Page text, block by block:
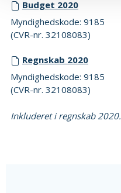
Budget 2020
Myndighedskode: 9185
(CVR-nr. 32108083)
Regnskab 2020
Myndighedskode: 9185
(CVR-nr. 32108083)
Inkluderet i regnskab 2020.